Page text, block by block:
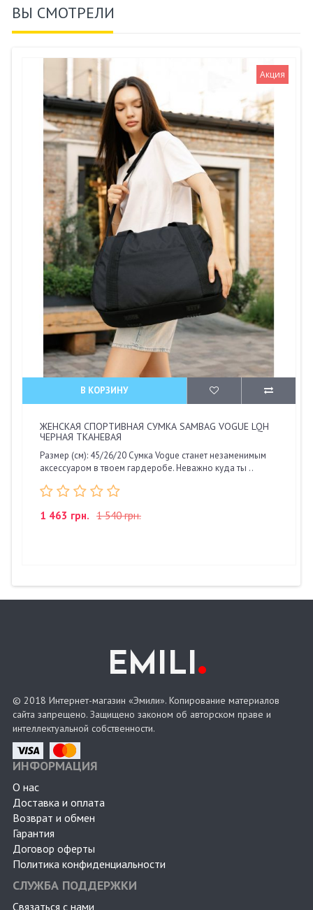
ВЫ СМОТРЕЛИ
Акция
В КОРЗИНУ
ЖЕНСКАЯ СПОРТИВНАЯ СУМКА SAMBAG VOGUE LQH
ЧЕРНАЯ ТКАНЕВАЯ
Размер (см): 45/26/20 Сумка Vogue станет незаменимым
аксессуаром в твоем гардеробе. Неважно куда ты ..
1 463 грн. 1 540 грн.
EMILI.
© 2018 Интернет-магазин «Эмили». Копирование материалов
сайта запрещено. Защищено законом об авторском праве и
интеллектуальной собственности.
ИНФОРМАЦИЯ
О нас
Доставка и оплата
Возврат и обмен
Гарантия
Договор оферты
Политика конфиденциальности
СЛУЖБА ПОДДЕРЖКИ
Связаться с нами